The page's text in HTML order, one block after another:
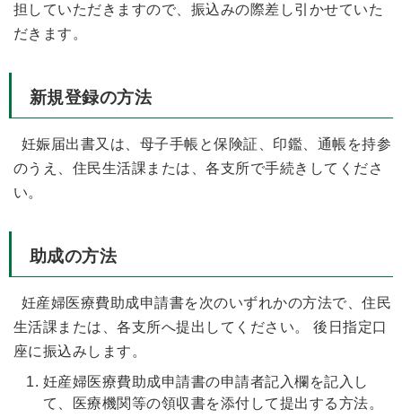
担していただきますので、振込みの際差し引かせていた
だきます。
新規登録の方法
妊娠届出書又は、母子手帳と保険証、印鑑、通帳を持参
のうえ、住民生活課または、各支所で手続きしてくださ
い。
助成の方法
妊産婦医療費助成申請書を次のいずれかの方法で、住民
生活課または、各支所へ提出してください。 後日指定口
座に振込みします。
妊産婦医療費助成申請書の申請者記入欄を記入し
て、医療機関等の領収書を添付して提出する方法。